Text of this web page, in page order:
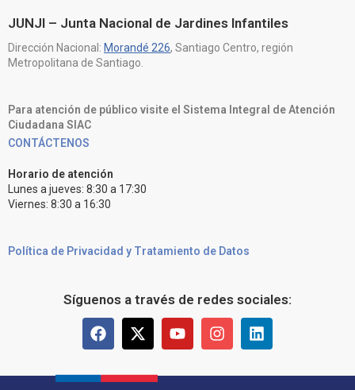
JUNJI – Junta Nacional de Jardines Infantiles
Dirección Nacional: Morandé 226, Santiago Centro, región
Metropolitana de Santiago.
Para atención de público visite el Sistema Integral de Atención
Ciudadana SIAC
CONTÁCTENOS
Horario de atención
Lunes a jueves: 8:30 a 17:30
Viernes: 8:30 a 16:30
Política de Privacidad y Tratamiento de Datos
Síguenos a través de redes sociales: